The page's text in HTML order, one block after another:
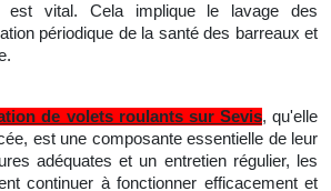
est vital. Cela implique
le
lavage des
périodique de la santé des barreaux et
de volets roulants sur Sevis, qu'elle
est une composante essentielle de leur
adéquates et un entretien régulier, les
continuer à fonctionner efficacement et